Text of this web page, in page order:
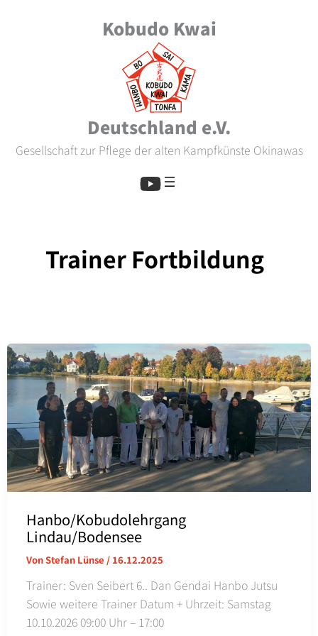
Kobudo Kwai
Deutschland e.V.
Gesellschaft zur Pflege der alten Kampfkünste Okinawas
Trainer Fortbildung
Hanbo/Kobudolehrgang
Lindau/Bodensee
VonStefan Lünse / 16.12.2025
Trainer: Sven Seibert 6.. Dan Gendai Hanbo Jutsu
Sowie weitere Trainer Datum + Uhrzeit: Samstag
10.10.2026 09:00 Uhr – 17:00